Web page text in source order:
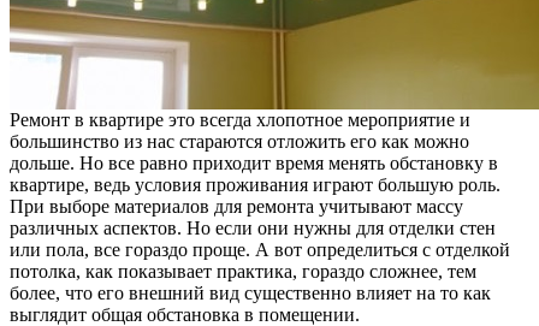
Ремонт в квартире это всегда хлопотное мероприятие и
большинство из нас стараются отложить его как можно
дольше. Но все равно приходит время менять обстановку в
квартире, ведь условия проживания играют большую роль.
При выборе материалов для ремонта учитывают массу
различных аспектов. Но если они нужны для отделки стен
или пола, все гораздо проще. А вот определиться с отделкой
потолка, как показывает практика, гораздо сложнее, тем
более, что его внешний вид существенно влияет на то как
выглядит общая обстановка в помещении.